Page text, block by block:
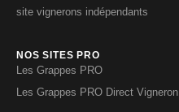
site vignerons indépendants
NOS SITES PRO
Les Grappes PRO
Les Grappes PRO Direct Vigneron